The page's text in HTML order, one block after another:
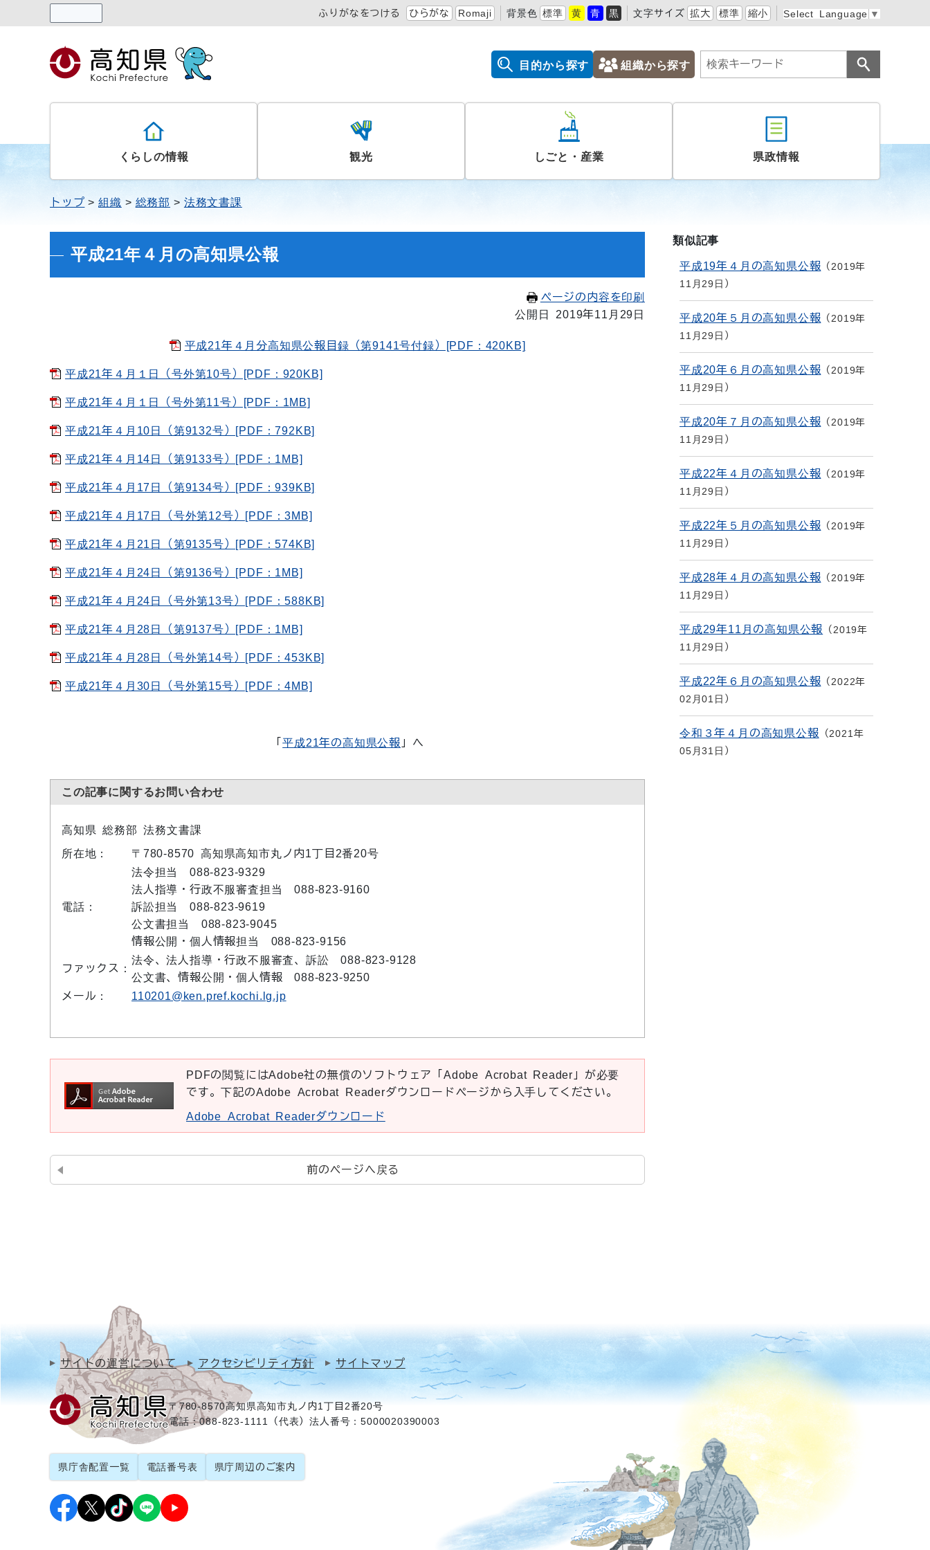
ふりがなをつける ひらがな Romaji 背景色 標準 黄 青 黒 文字サイズ 拡大 標準 縮小 Select Language ▼
目的から探す 組織から探す
くらしの情報 観光 しごと・産業 県政情報
トップ 組織 総務部 法務文書課
平成21年４月の高知県公報
ページの内容を印刷
公開日 2019年11月29日
平成21年４月分高知県公報目録（第9141号付録）[PDF：420KB]
平成21年４月１日（号外第10号）[PDF：920KB]
平成21年４月１日（号外第11号）[PDF：1MB]
平成21年４月10日（第9132号）[PDF：792KB]
平成21年４月14日（第9133号）[PDF：1MB]
平成21年４月17日（第9134号）[PDF：939KB]
平成21年４月17日（号外第12号）[PDF：3MB]
平成21年４月21日（第9135号）[PDF：574KB]
平成21年４月24日（第9136号）[PDF：1MB]
平成21年４月24日（号外第13号）[PDF：588KB]
平成21年４月28日（第9137号）[PDF：1MB]
平成21年４月28日（号外第14号）[PDF：453KB]
平成21年４月30日（号外第15号）[PDF：4MB]
「平成21年の高知県公報 」へ
この記事に関するお問い合わせ
高知県 総務部 法務文書課
所在地： 〒780-8570 高知県高知市丸ノ内1丁目2番20号
電話：
法令担当 088-823-9329
法人指導・行政不服審査担当 088-823-9160
訴訟担当 088-823-9619
公文書担当 088-823-9045
情報公開・個人情報担当 088-823-9156
ファックス：
法令、法人指導・行政不服審査、訴訟 088-823-9128
公文書、情報公開・個人情報 088-823-9250
メール：
110201@ken.pref.kochi.lg.jp
PDFの閲覧にはAdobe社の無償のソフトウェア「Adobe Acrobat Reader」が必要
です。下記のAdobe Acrobat Readerダウンロードページから入手してください。
Adobe Acrobat Readerダウンロード
前のページへ戻る
類似記事
平成19年４月の高知県公報
2019年
11月29日
平成20年５月の高知県公報
2019年
11月29日
平成20年６月の高知県公報
2019年
11月29日
平成20年７月の高知県公報
2019年
11月29日
平成22年４月の高知県公報
2019年
11月29日
平成22年５月の高知県公報
2019年
11月29日
平成28年４月の高知県公報
2019年
11月29日
平成29年11月の高知県公報
2019年
11月29日
平成22年６月の高知県公報
2022年
02月01日
令和３年４月の高知県公報
2021年
05月31日
サイトの運営について アクセシビリティ方針 サイトマップ
〒780-8570高知県高知市丸ノ内1丁目2番20号
電話：088-823-1111（代表）法人番号：5000020390003
県庁舎配置一覧 電話番号表 県庁周辺のご案内